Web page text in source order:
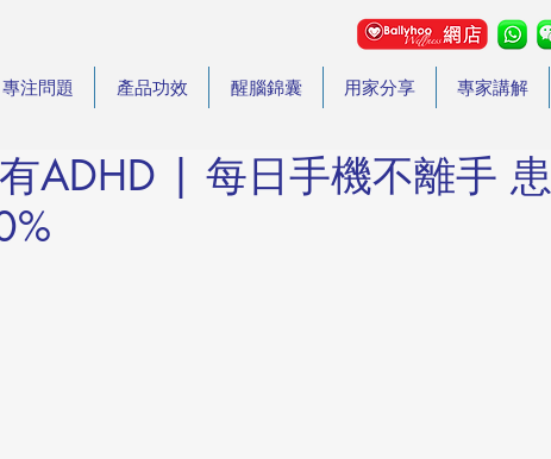
專注問題 產品功效 醒腦錦囊 用家分享 專家講解
ADHD | 每日手機不離手 患